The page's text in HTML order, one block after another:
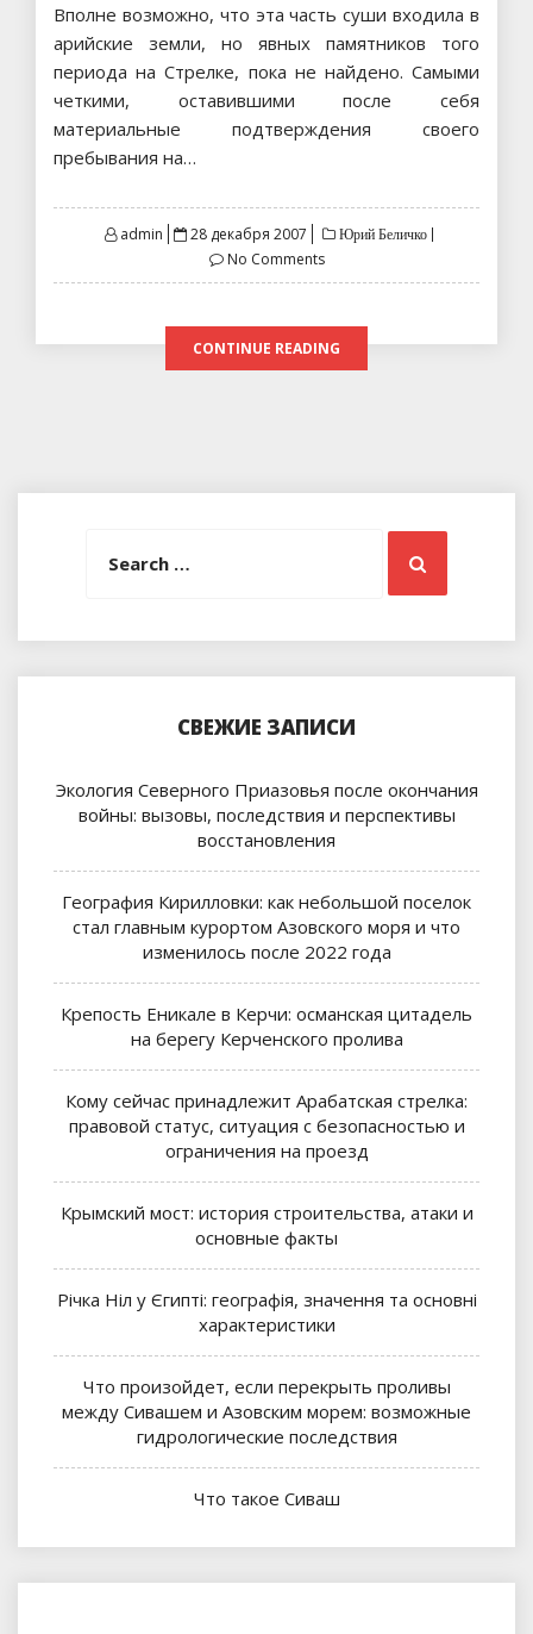
Вполне возможно, что эта часть суши входила в
арийские земли, но явных памятников того
периода на Стрелке, пока не найдено. Самыми
четкими, оставившими после себя
материальные подтверждения своего
пребывания на…
admin
Posted
28 декабря 2007 Юрий Беличко
No Comments
CONTINUE READING
Search
СВЕЖИЕ ЗАПИСИ
Экология Северного Приазовья после окончания
войны: вызовы, последствия и перспективы
восстановления
География Кирилловки: как небольшой поселок
стал главным курортом Азовского моря и что
изменилось после 2022 года
Крепость Еникале в Керчи: османская цитадель
на берегу Керченского пролива
Кому сейчас принадлежит Арабатская стрелка:
правовой статус, ситуация с безопасностью и
ограничения на проезд
Крымский мост: история строительства, атаки и
основные факты
Річка Ніл у Єгипті: географія, значення та основні
характеристики
Что произойдет, если перекрыть проливы
между Сивашем и Азовским морем: возможные
гидрологические последствия
Что такое Сиваш